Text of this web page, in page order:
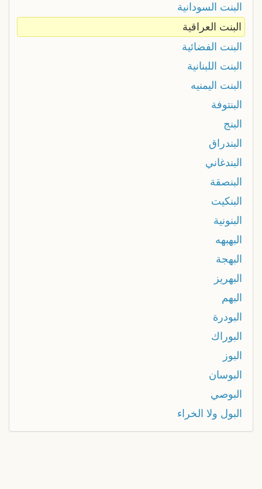
البنت السودانية
البنت العراقية
البنت الفضائية
البنت اللبنانية
البنت اليمنيه
البنتوفة
البنج
البندراق
البندغاني
البنصقة
البنكيت
البنونية
البهبهه
البهجة
البهريز
البهم
البودرة
البوراك
البوز
البوسان
البوصي
البول ولا الخراء